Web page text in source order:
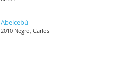
Abelcebú
2010 Negro, Carlos